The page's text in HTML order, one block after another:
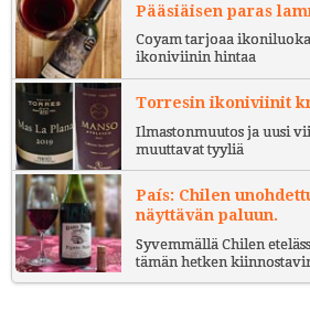
Pääsiäisen paras
Coyam tarjoaa
ikoniviinin hintaa
Torresin ikoniviinit
Ilmastonmuutos ja uusi
muuttavat tyyliä
País: Chilen
näyttävän paluun.
Syvemmällä Chilen
tämän hetken